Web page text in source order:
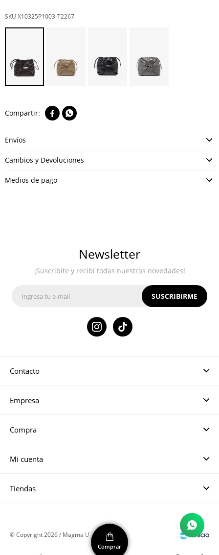
X10325P1003-T2267
 
Envíos
Cambios y Devoluciones
Medios de pago
Contacto
Empresa
Compra
Mi cuenta
Tiendas
Newsletter
¡Suscribite y recibí todas nuestras novedades!
SUSCRIBIRME

© Copyright 2026 / Magma UY